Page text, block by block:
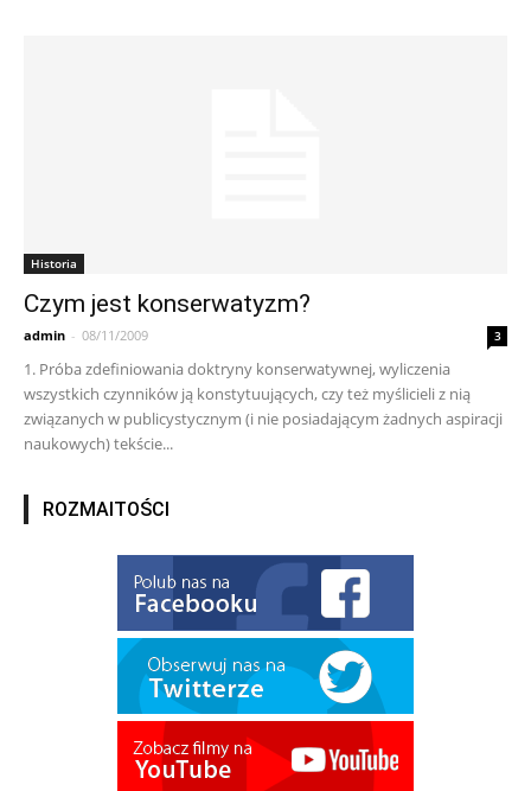
Historia
Czym jest konserwatyzm?
admin - 08/11/2009 3
1. Próba zdefiniowania doktryny konserwatywnej, wyliczenia
wszystkich czynników ją konstytuujących, czy też myślicieli z nią
związanych w publicystycznym (i nie posiadającym żadnych aspiracji
naukowych) tekście...
ROZMAITOŚCI